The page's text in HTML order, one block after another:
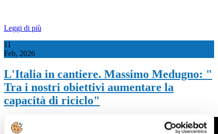
Leggi di più
11
Feb, 2026
L'Italia in cantiere. Massimo Medugno: "
Tra i nostri obiettivi aumentare la
capacità di riciclo"